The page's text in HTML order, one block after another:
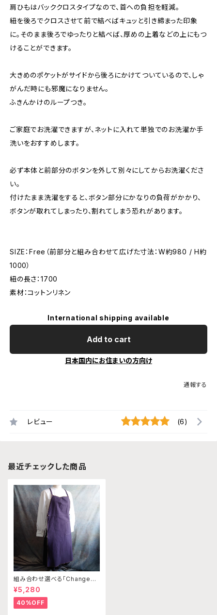
肩ひもはバッククロスタイプなので、首への負担を軽減。
紐を後ろでクロスさせて前で結べばキュッと引き締まった印象
に。そのまま後ろでゆったりと結べば、厚めの上着などの上にもつ
けることができます。
大きめのポケットがサイドから後ろにかけてついているので、しゃ
がんだ時にも邪魔になりません。
ふきんかけのループつき。
ご家庭でお洗濯できますが、ネットに入れて単独でのお洗濯か手
洗いをおすすめします。
必ず本体と前部分のボタンを外して別々にしてからお洗濯くださ
い。
付けたまま洗濯をすると、ボタン部分にかなりの負荷がかかり、
ボタンが取れてしまったり、割れてしまう恐れがあります。
SIZE：Free（前部分と組み合わせて広げた寸法：W約980 / H約
1000）
紐の長さ：1700
素材：コットンリネン
International shipping available
Add to cart
日本国内にお住まいの方向け
通報する
レビュー (6)
最近チェックした商品
組み合わせ選べる「Changena
bleエプロン」本体パープルグレ
ー×ベージュ※前部分合わせて1
つのエプロンになります
¥5,280
40%OFF